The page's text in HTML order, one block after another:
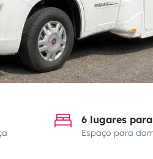
6 lugares
Espaço para